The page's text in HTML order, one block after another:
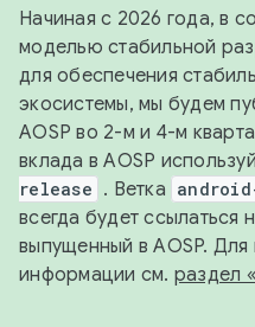
Начиная с 2026 года, в
моделью стабильной
для обеспечения
экосистемы, мы будем
AOSP во 2-м и 4-м
вклада в AOSP
release . Ветка
всегда будет ссылаться
выпущенный в AOSP.
информации см. раздел